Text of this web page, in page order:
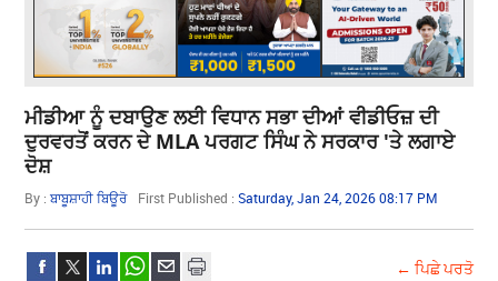
ਮੀਡੀਆ ਨੂੰ ਦਬਾਉਣ ਲਈ ਵਿਧਾਨ ਸਭਾ ਦੀਆਂ ਵੀਡੀਓਜ਼ ਦੀ
ਦੁਰਵਰਤੋਂ ਕਰਨ ਦੇ MLA ਪਰਗਟ ਸਿੰਘ ਨੇ ਸਰਕਾਰ 'ਤੇ ਲਗਾਏ
ਦੋਸ਼
By :ਬਾਬੂਸ਼ਾਹੀ ਬਿਊਰੋ First Published :Saturday, Jan 24, 2026 08:17 PM
← ਪਿਛੇ ਪਰਤੋ